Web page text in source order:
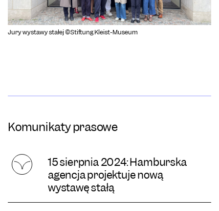
Jury wystawy stałej ©Stiftung Kleist-Museum
Komunikaty prasowe
15 sierpnia 2024: Hamburska
agencja projektuje nową
wystawę stałą